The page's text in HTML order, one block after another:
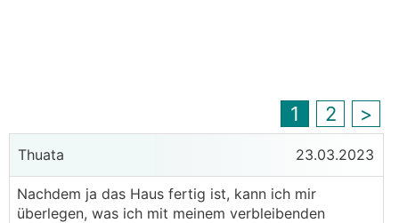
1 2 >
Thuata 23.03.2023
Nachdem ja das Haus fertig ist, kann ich mir
überlegen, was ich mit meinem verbleibenden